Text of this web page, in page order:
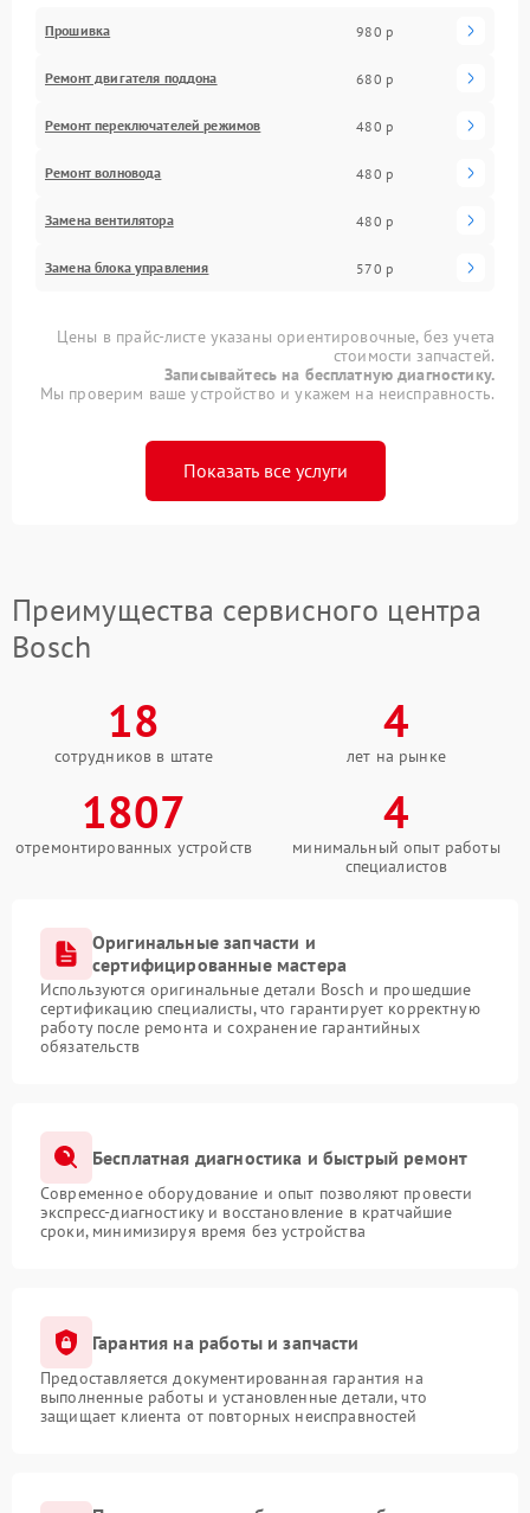
Прошивка 980 р
Ремонт двигателя поддона 680 р
Ремонт переключателей режимов 480 р
Ремонт волновода 480 р
Замена вентилятора 480 р
Замена блока управления 570 р
Цены в прайс-листе указаны ориентировочные, без учета
стоимости запчастей.
Записывайтесь на бесплатную диагностику.
Мы проверим ваше устройство и укажем на неисправность.
Показать все услуги
Преимущества сервисного центра
Bosch
18
сотрудников в штате
4
лет на рынке
1807
отремонтированных устройств
4
минимальный опыт работы
специалистов
Оригинальные запчасти и
сертифицированные мастера
Используются оригинальные детали Bosch и прошедшие
сертификацию специалисты, что гарантирует корректную
работу после ремонта и сохранение гарантийных
обязательств
Бесплатная диагностика и быстрый ремонт
Современное оборудование и опыт позволяют провести
экспресс-диагностику и восстановление в кратчайшие
сроки, минимизируя время без устройства
Гарантия на работы и запчасти
Предоставляется документированная гарантия на
выполненные работы и установленные детали, что
защищает клиента от повторных неисправностей